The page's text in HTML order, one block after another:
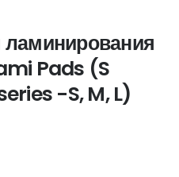
ламинирования
Pads (S
-S, M, L)